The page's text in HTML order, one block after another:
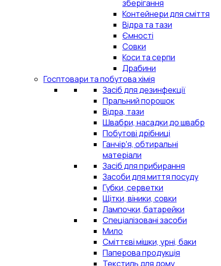
зберігання
Контейнери для сміття
Відра та тази
Ємності
Совки
Коси та серпи
Драбини
Госптовари та побутова хімія
Засіб для дезинфекції
Пральний порошок
Відра, тази
Швабри, насадки до швабр
Побутові дрібниці
Ганчір'я, обтиральні
матеріали
Засіб для прибирання
Засоби для миття посуду
Губки, серветки
Щітки, віники, совки
Лампочки, батарейки
Спеціалізовані засоби
Мило
Сміттєві мішки, урні, баки
Паперова продукція
Текстиль для дому